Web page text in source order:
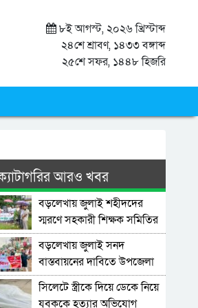
৮ই আগস্ট, ২০২৬ খ্রিস্টাব্দ
২৪শে শ্রাবণ, ১৪৩৩ বঙ্গাব্দ
২৫শে সফর, ১৪৪৮ হিজরি
আরও খবর
বড়লেখায় জুলাই শহীদদের
স্মরণে সহকারী শিক্ষক সমিতির
মাসব্যাপী বৃক্ষরোপণ কর্মসূচির
উদ্বোধন
বড়লেখায় জুলাই সনদ
বাস্তবায়নের দাবিতে উপজেলা
যুব ও ক্রীড়া বিভাগের বিক্ষোভ
মিছিল ও সমাবেশ
সিলেটে স্ত্রীকে দিয়ে ডেকে নিয়ে
যুবককে হত্যার অভিযোগ